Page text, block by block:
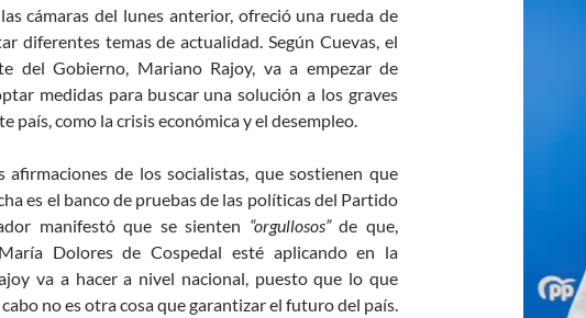
cámaras del lunes anterior, ofreció una rueda de
diferentes temas de actualidad. Según Cuevas, el
del Gobierno, Mariano Rajoy, va a empezar de
medidas para buscar una solución a los graves
país, como la crisis económica y el desempleo.
afirmaciones de los socialistas, que sostienen que
es el banco de pruebas de las políticas del Partido
manifestó que se sienten “orgullosos”de que,
Dolores de Cospedal esté aplicando en la
va a hacer a nivel nacional, puesto que lo que
no es otra cosa que garantizar el futuro del país.